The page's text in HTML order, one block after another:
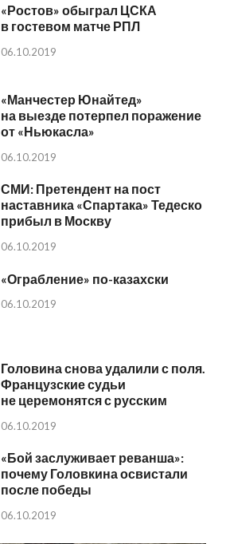
«Ростов» обыграл ЦСКА
в гостевом матче РПЛ
06.10.2019
«Манчестер Юнайтед»
на выезде потерпел поражение
от «Ньюкасла»
06.10.2019
СМИ: Претендент на пост
наставника «Спартака» Тедеско
прибыл в Москву
06.10.2019
«Ограбление» по-казахски
06.10.2019
Головина снова удалили с поля.
Французские судьи
не церемонятся с русским
06.10.2019
«Бой заслуживает реванша»:
почему Головкина освистали
после победы
06.10.2019